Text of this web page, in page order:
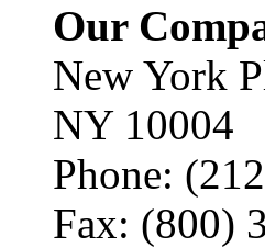
Our
New York
NY 10004
Phone:
Fax: (800)